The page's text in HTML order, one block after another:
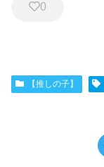
0
【推しの子】